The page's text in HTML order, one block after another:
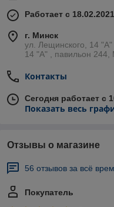
Работает с 18.02.2021
г. Минск
ул. Лещинского, 14
14 "A" , павильон 244,
Контакты
Сегодня работает с
Показать весь
Отзывы о магазине
56 отзывов за всё
Покупатель